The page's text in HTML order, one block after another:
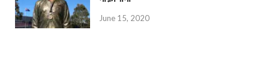
June 15, 2020